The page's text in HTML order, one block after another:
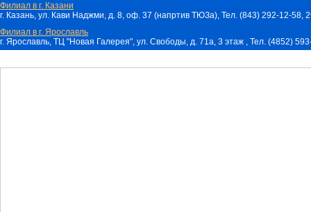
Филиал в г. Казани
г. Казань, ул. Кави Наджми, д. 8, оф. 37 (напртив ТЮЗа), Тел. (843) 292-12-
Филиал в г. Ярославль
г. Ярославль, ТЦ "Новая Галерея", ул. Свободы, д. 71a, 3 этаж , Тел. (4852)